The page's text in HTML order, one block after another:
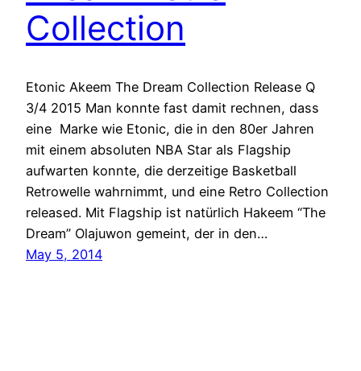
Collection
Etonic Akeem The Dream Collection Release Q
3/4 2015 Man konnte fast damit rechnen, dass
eine Marke wie Etonic, die in den 80er Jahren
mit einem absoluten NBA Star als Flagship
aufwarten konnte, die derzeitige Basketball
Retrowelle wahrnimmt, und eine Retro Collection
released. Mit Flagship ist natürlich Hakeem “The
Dream” Olajuwon gemeint, der in den…
May 5, 2014